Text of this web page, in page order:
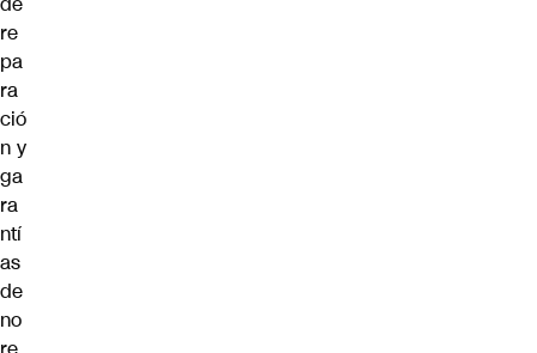
re
pa
ra
ció
n y
ga
ra
ntí
as
de
no